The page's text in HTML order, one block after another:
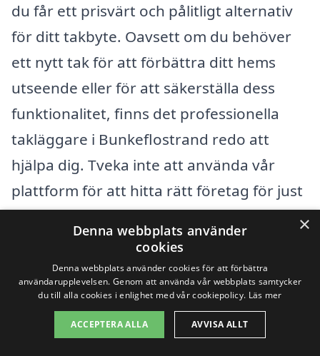
du får ett prisvärt och pålitligt alternativ
för ditt takbyte. Oavsett om du behöver
ett nytt tak för att förbättra ditt hems
utseende eller för att säkerställa dess
funktionalitet, finns det professionella
takläggare i Bunkeflostrand redo att
hjälpa dig. Tveka inte att använda vår
plattform för att hitta rätt företag för just
dina behov!
Få 3 erbjudanden, gratis och utan
förpliktelser
×
Denna webbplats använder
cookies
Denna webbplats använder cookies för att förbättra
användarupplevelsen. Genom att använda vår webbplats samtycker
du till alla cookies i enlighet med vår cookiepolicy. Läs mer
ACCEPTERA ALLA AVVISA ALLT